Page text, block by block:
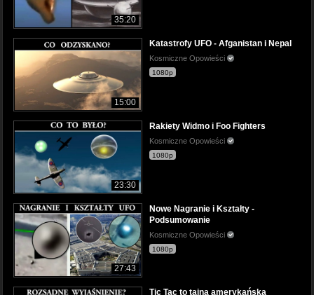
35:20
15:00
Katastrofy UFO - Afganistan i Nepal
Kosmiczne Opowieści
1080p
23:30
Rakiety Widmo i Foo Fighters
Kosmiczne Opowieści
1080p
27:43
Nowe Nagranie i Kształty -
Podsumowanie
Kosmiczne Opowieści
1080p
Tic Tac to tajna amerykańska